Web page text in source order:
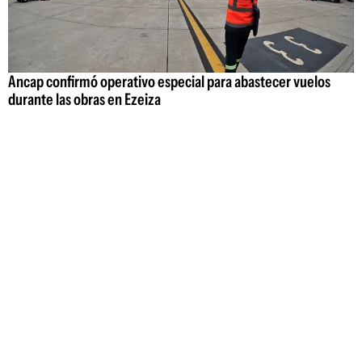
Ancap confirmó operativo especial para abastecer vuelos
durante las obras en Ezeiza